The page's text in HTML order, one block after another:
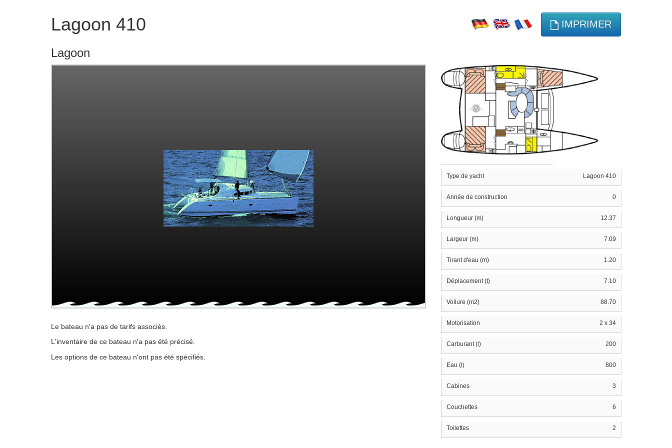
Lagoon 410 IMPRIMER
Lagoon
Le bateau n'a pas de tarifs associés.
L'inventaire de ce bateau n'a pas été précisé.
Les options de ce bateau n'ont pas été spécifiés.
Type de yacht Lagoon 410
Année de construction 0
Longueur (m) 12.37
Largeur (m) 7.09
Tirant d'eau (m) 1.20
Déplacement (t) 7.10
Voilure (m2) 88.70
Motorisation 2 x 34
Carburant (l) 200
Eau (l) 800
Cabines 3
Couchettes 6
Toilettes 2